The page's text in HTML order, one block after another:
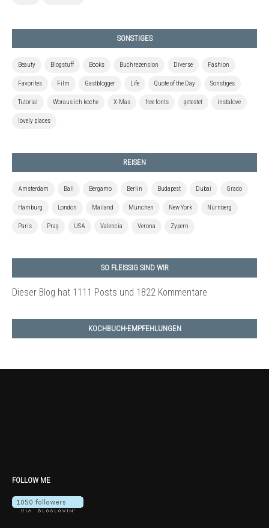
SONSTIGES
Beauty Blogstuff Books Buchrezension Diverse Fashion
Favorites Film Gastblogger Life Quote of the Day Sonstiges
Tutorial Woraus ich koche X-Mas free fonts getestet instalove
lovely places
REISEN
Amsterdam Bali Bergamo Berlin Budapest Dubai Grado
Hamburg London Mailand München New York Nürnberg
Paris Prag USA Valencia Verona Zypern
SO FLEISSIG SIND WIR
Dieser Blog hat 1111 Posts und 1822 Kommentare
KOCHBUCH-EMPFEHLUNGEN
FOLLOW ME